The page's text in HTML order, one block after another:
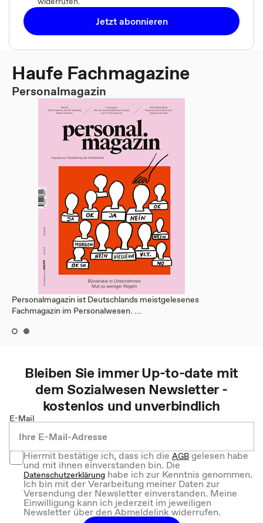
Jetzt abonnieren
Haufe Fachmagazine
Personalmagazin
Personalmagazin ist Deutschlands meistgelesenes
Fachmagazin im Personalwesen. ...
Bleiben Sie immer Up-to-date mit
demSozialwesen Newsletter -
kostenlos und unverbindlich
E-Mail
Hiermit bestätige ich, dass ich dieAGBgelesen habe
und mit ihnen einverstanden bin. Die
Datenschutzerklärung habe ich zur Kenntnis genommen.
Ich bin mit der Verarbeitung meiner Daten zur
Versendung der Newsletter einverstanden. Meine
Einwilligung kann ich jederzeit im jeweiligen
Newsletter über den Abmeldelink widerrufen.